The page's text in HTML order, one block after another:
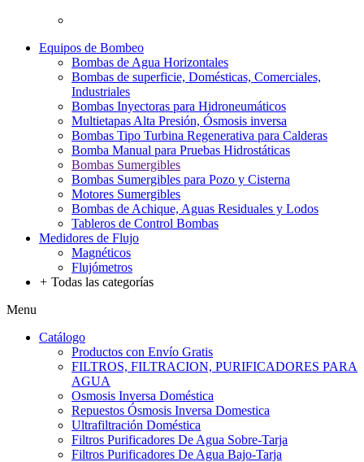
Equipos de Bombeo
Bombas de Agua Horizontales
Bombas de superficie, Domésticas, Comerciales,
Industriales
Bombas Inyectoras para Hidroneumáticos
Multietapas Alta Presión, Ósmosis inversa
Bombas Tipo Turbina Regenerativa para Calderas
Bomba Manual para Pruebas Hidrostáticas
Bombas Sumergibles
Bombas Sumergibles para Pozo y Cisterna
Motores Sumergibles
Bombas de Achique, Aguas Residuales y Lodos
Tableros de Control Bombas
Medidores de Flujo
Magnéticos
Flujómetros
+ Todas las categorías
Menu
Catálogo
Productos con Envío Gratis
FILTROS, FILTRACION, PURIFICADORES PARA
AGUA
Osmosis Inversa Doméstica
Repuestos Ósmosis Inversa Domestica
Ultrafiltración Doméstica
Filtros Purificadores De Agua Sobre-Tarja
Filtros Purificadores De Agua Bajo-Tarja